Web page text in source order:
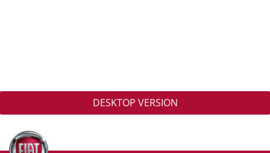
DESKTOP VERSION